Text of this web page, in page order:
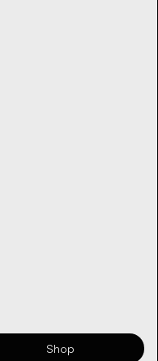
Shop